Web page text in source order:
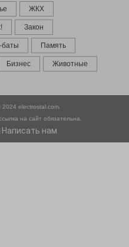
ЖКХ
Закон
Память
Бизнес Животные
2024 electrostal.com.
на сайт обязательна.
Написать нам